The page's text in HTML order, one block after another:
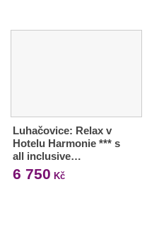
Luhačovice: Relax v
Hotelu Harmonie *** s
all inclusive…
6 750 Kč